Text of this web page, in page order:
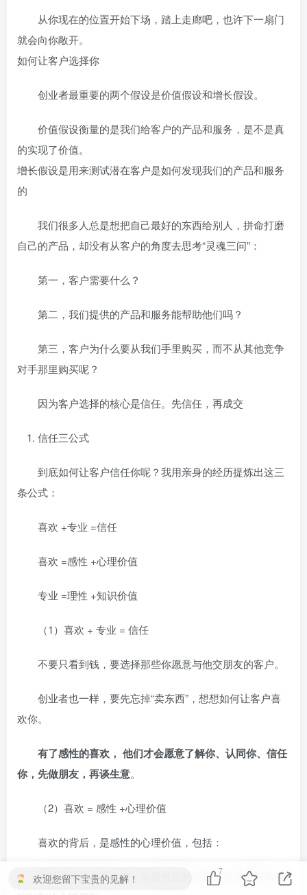
从你现在的位置开始下场，踏上走廊吧，也许下一扇门
就会向你敞开。
如何让客户选择你
创业者最重要的两个假设是价值假设和增长假设。
价值假设衡量的是我们给客户的产品和服务，是不是真
的实现了价值。
增长假设是用来测试潜在客户是如何发现我们的产品和服务
的
我们很多人总是想把自己最好的东西给别人，拼命打磨
自己的产品，却没有从客户的角度去思考“灵魂三问”：
第一，客户需要什么？
第二，我们提供的产品和服务能帮助他们吗？
第三，客户为什么要从我们手里购买，而不从其他竞争
对手那里购买呢？
因为客户选择的核心是信任。先信任，再成交
信任三公式
到底如何让客户信任你呢？我用亲身的经历提炼出这三
条公式：
喜欢 +专业 =信任
喜欢 =感性 +心理价值
专业 =理性 +知识价值
（1）喜欢 + 专业 = 信任
不要只看到钱，要选择那些你愿意与他交朋友的客户。
创业者也一样，要先忘掉“卖东西”，想想如何让客户喜
欢你。
有了感性的喜欢， 他们才会愿意了解你、认同你、信任
你，先做朋友，再谈生意。
（2）喜欢 = 感性 +心理价值
喜欢的背后，是感性的心理价值，包括：
触动情绪的真实故事：你最难忘的经历、高光时刻和至
欢迎您留下宝贵的见解！
7